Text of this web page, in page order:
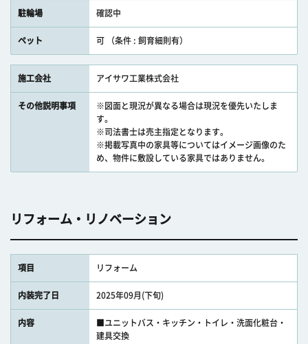
駐輪場 確認中
ペット 可 （条件 : 飼育細則有）
施工会社 アイサワ工業株式会社
その他説明事項
※図面と現況が異なる場合は現況を優先いたしま
す。
※司法書士は売主指定となります。
※掲載写真中の家具等についてはイメージ画像のた
め、物件に敷設している家具ではありません。
リフォーム・リノベーション
項目 リフォーム
内装完了日 2025年09月(下旬)
内容
■ユニットバス・キッチン・トイレ・洗面化粧台・
建具交換